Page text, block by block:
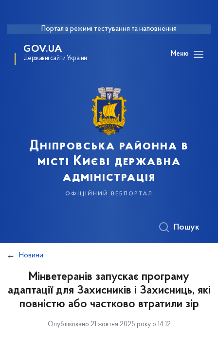
Портал в режимі тестування та наповнення
GOV.UA
Державні сайти України
Меню
Дніпровська районна в
місті Києві державна
адміністрація
офіційний вебпортал
Пошук
Новини
Мінветеранів запускає програму
адаптації для Захисників і Захисниць, які
повністю або частково втратили зір
Опубліковано 21 жовтня 2025 року о 14:12